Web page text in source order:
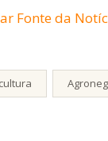
Fonte da